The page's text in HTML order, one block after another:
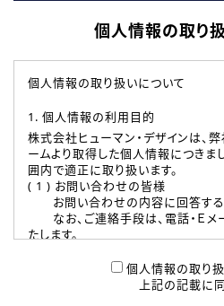
個人情報の取り
個人情報の取り扱いについて
1. 個人情報の利用目的
株式会社ヒューマン・デザインは、
ームより取得した個人情報につきま
囲内で適正に取り扱います。
( 1 ) お問い合わせの皆様
お問い合わせの内容に回答する
なお、ご連絡手段は、電話・Ｅメ
たします。
本登録に関するご連絡および本
個人情報の取り扱
上記の記載に